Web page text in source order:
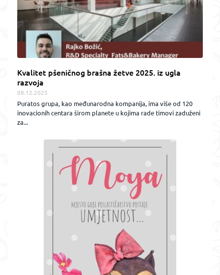
Kvalitet pšeničnog brašna žetve 2025. iz ugla
razvoja
08.12.2025
Puratos grupa, kao međunarodna kompanija, ima više od 120
inovacionih centara širom planete u kojima rade timovi zaduženi
za...